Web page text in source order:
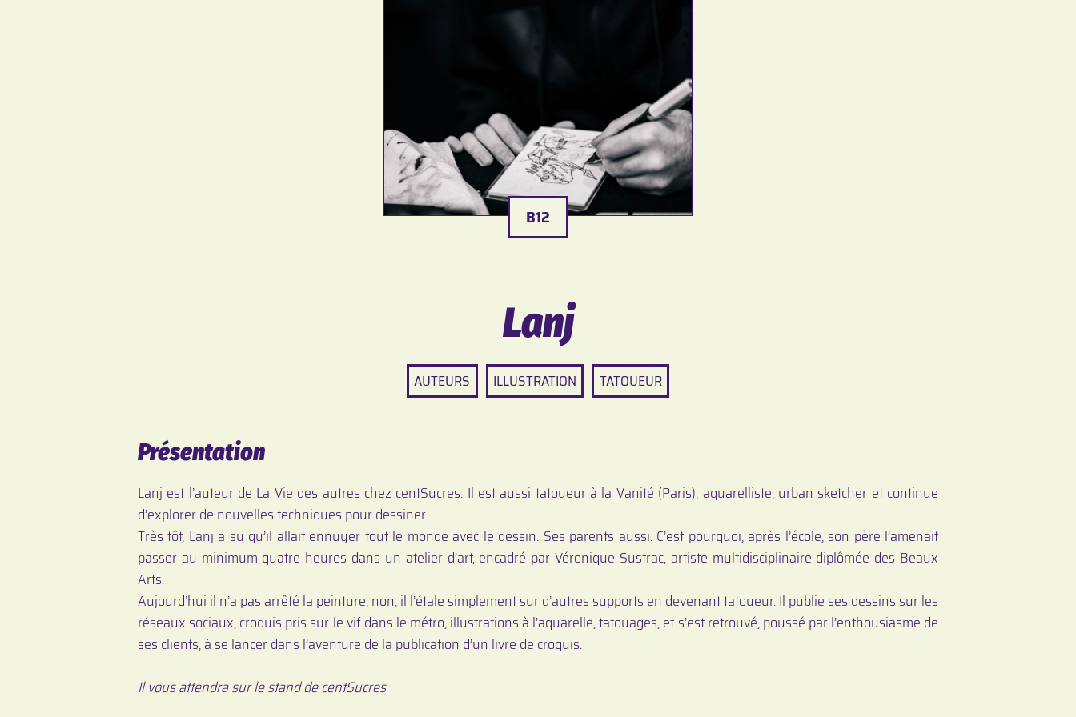
B12
Lanj
AUTEURS ILLUSTRATION TATOUEUR
Présentation
Lanj est l’auteur de La Vie des autres chez centSucres. Il est aussi tatoueur à la Vanité (Paris), aquarelliste, urban sketcher et continue
d’explorer de nouvelles techniques pour dessiner.
Très tôt, Lanj a su qu’il allait ennuyer tout le monde avec le dessin. Ses parents aussi. C’est pourquoi, après l’école, son père l’amenait
passer au minimum quatre heures dans un atelier d’art, encadré par Véronique Sustrac, artiste multidisciplinaire diplômée des Beaux
Arts.
Aujourd’hui il n’a pas arrêté la peinture, non, il l’étale simplement sur d’autres supports en devenant tatoueur. Il publie ses dessins sur les
réseaux sociaux, croquis pris sur le vif dans le métro, illustrations à l’aquarelle, tatouages, et s’est retrouvé, poussé par l’enthousiasme de
ses clients, à se lancer dans l’aventure de la publication d’un livre de croquis.
Il vous attendra sur le stand de centSucres